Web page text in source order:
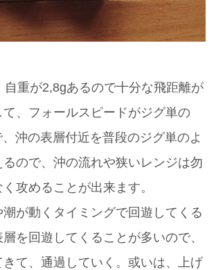
自重が2,8gあるので十分な飛距離が
、フォールスピードがジグ単の
沖の表層付近を普段のジグ単のよ
るので、沖の流れや狭いレンジは勿
攻めることが出来ます。
潮が動くタイミングで回遊してくる
を回遊してくることが多いので、
て、通過していく。或いは、上げ